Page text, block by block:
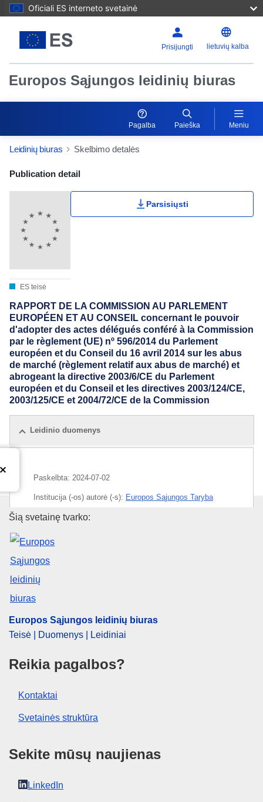
Oficiali ES interneto svetainė
Prisijungti lietuvių kalba
Europos Sąjungos leidinių biuras
Pagalba Paieška Meniu
Leidinių biuras Skelbimo detalės
Publication Detail Actions Portlet
Publication detail
ES teisė
Parsisiųsti
RAPPORT DE LA COMMISSION AU PARLEMENT
EUROPÉEN ET AU CONSEIL concernant le pouvoir
d'adopter des actes délégués conféré à la Commission
par le règlement (UE) nº 596/2014 du Parlement
européen et du Conseil du 16 avril 2014 sur les abus
de marché (règlement relatif aux abus de marché) et
abrogeant la directive 2003/6/CE du Parlement
européen et du Conseil et les directives 2003/124/CE,
2003/125/CE et 2004/72/CE de la Commission
Leidinio duomenys
Paskelbta: 2024-07-02
Institucija (-os) autorė (-s): Europos Sąjungos Taryba
IMMC : ST 11772 2024 INIT
Europos Sąjungos leidinių
Šią svetainę tvarko:
Europos Sąjungos leidinių biuras
Teisė | Duomenys | Leidiniai
Reikia pagalbos?
Kontaktai
Svetainės struktūra
Sekite mūsų naujienas
LinkedIn